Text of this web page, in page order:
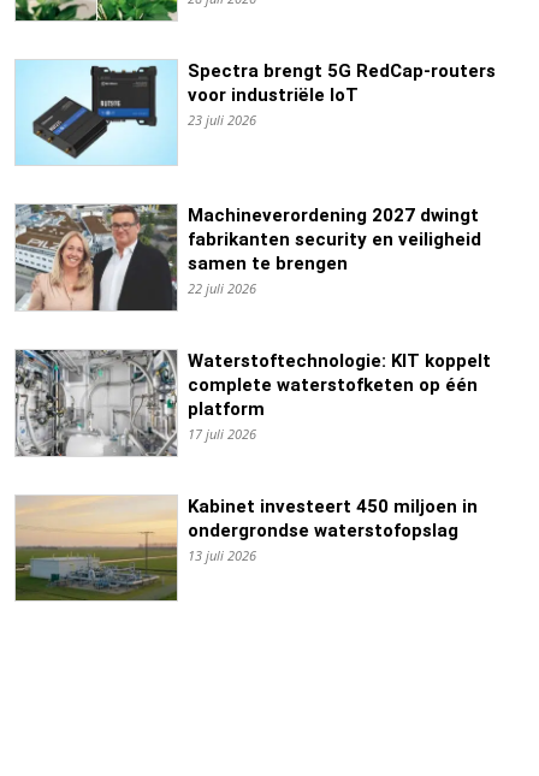
Spectra brengt 5G RedCap-routers
voor industriële IoT
23 juli 2026
Machineverordening 2027 dwingt
fabrikanten security en veiligheid
samen te brengen
22 juli 2026
Waterstoftechnologie: KIT koppelt
complete waterstofketen op één
platform
17 juli 2026
Kabinet investeert 450 miljoen in
ondergrondse waterstofopslag
13 juli 2026